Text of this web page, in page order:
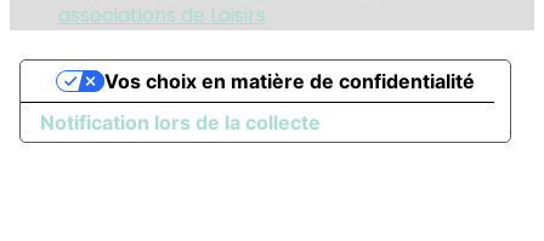
associations de Loisirs
Notification lors de la collecte
Vos choix en matière de confidentialité